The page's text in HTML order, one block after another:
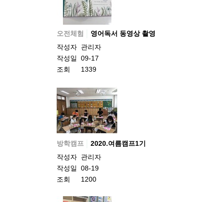
오전체험
영어독서 동영상 촬영
작성자 관리자
작성일
09-17
조회
1339
방학캠프
2020.여름캠프1기
작성자 관리자
작성일
08-19
조회
1200